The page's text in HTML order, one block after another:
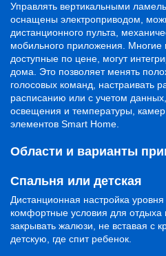
Управлять вертикальными
оснащены электроприводом,
дистанционного пульта,
мобильного приложения. Многие
доступные по цене, могут
дома. Это позволяет менять
голосовых команд, настраивать
расписанию или с учетом
освещения и температуры,
элементов Smart Home.
Области и варианты
Спальня или детская
Дистанционная настройка
комфортные условия для отдыха
закрывать жалюзи, не вставая с
детскую, где спит ребенок.